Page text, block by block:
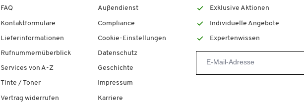
FAQ
Kontaktformulare
Lieferinformationen
Rufnummernüberblick
Services von A-Z
Tinte / Toner
Vertrag widerrufen
Außendienst
Compliance
Cookie-Einstellungen
Datenschutz
Geschichte
Impressum
Karriere
Exklusive Aktionen
Individuelle Angebote
Expertenwissen